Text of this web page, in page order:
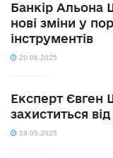
Банкір Альона
нові зміни у
інструментів
20.06.2025
Експерт Євген
захиститься
19.05.2025